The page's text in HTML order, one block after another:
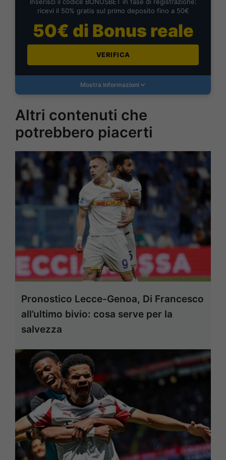
ricevi il 50% gratis sul primo deposito fino a 50€
50€ di Bonus reale
VERIFICA
Mostra Informazioni
Altri contenuti che
potrebbero piacerti
Pronostico Lecce-Genoa, Di Francesco
all’ultimo bivio: cosa serve per la
salvezza